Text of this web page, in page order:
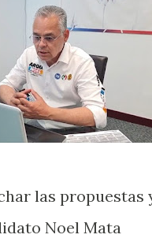
las propuestas
Noel Mata